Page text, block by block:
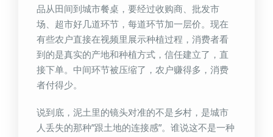
品从田间到城市餐桌，要经过收购商、批发市
场、超市好几道环节，每道环节加一层价。现在
有些农户直接在视频里展示种植过程，消费者看
到的是真实的产地和种植方式，信任建立了，直
接下单。中间环节被压缩了，农户赚得多，消费
者付得少。
说到底，泥土里的镜头对准的不是乡村，是城市
人丢失的那种”跟土地的连接感”。谁说这不是一种